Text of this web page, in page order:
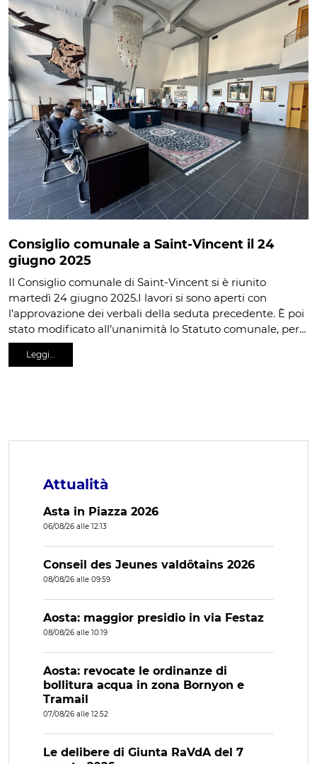
Consiglio comunale a Saint-Vincent il 24
giugno 2025
Il Consiglio comunale di Saint-Vincent si è riunito
martedì 24 giugno 2025.I lavori si sono aperti con
l’approvazione dei verbali della seduta precedente. È poi
stato modificato all’unanimità lo Statuto comunale, per…
Leggi…
Attualità
Asta in Piazza 2026
06/08/26 alle 12:13
Conseil des Jeunes valdôtains 2026
08/08/26 alle 09:59
Aosta: maggior presidio in via Festaz
08/08/26 alle 10:19
Aosta: revocate le ordinanze di
bollitura acqua in zona Bornyon e
Tramail
07/08/26 alle 12:52
Le delibere di Giunta RaVdA del 7